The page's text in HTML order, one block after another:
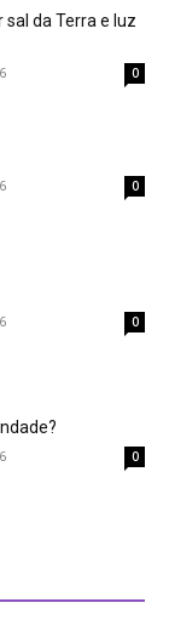
sal da Terra e luz
0
0
0
0